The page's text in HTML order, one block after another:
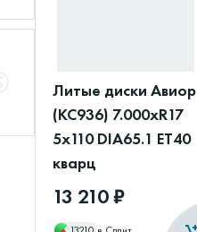
Литые диски Авиор
(КС936) 7.000xR17
5x110 DIA65.1 ET40
кварц
13 210 ₽